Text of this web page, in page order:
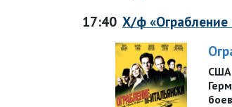
17:40 Х/ф «Ограбление